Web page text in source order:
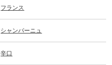
フランス
シャンパーニュ
辛口